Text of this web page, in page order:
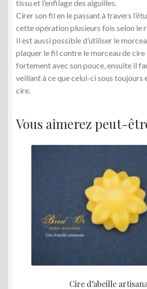
tissu et l’enfilage des aiguilles.
Cirer son fil en le passant à travers
cette opération plusieurs fois selon le
Il est aussi possible d’utiliser le
plaquer le fil contre le morceau de cire
fortement avec son pouce, ensuite il
veillant à ce que celui-ci sous toujours
cire.
Vous aimerez peut-
Cire d’abeille